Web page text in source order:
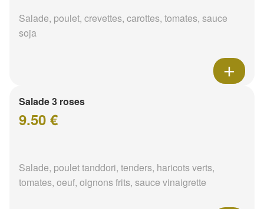
Salade, poulet, crevettes, carottes, tomates, sauce
soja
Salade 3 roses
9.50 €
Salade, poulet tanddori, tenders, haricots verts,
tomates, oeuf, oignons frits, sauce vinaigrette